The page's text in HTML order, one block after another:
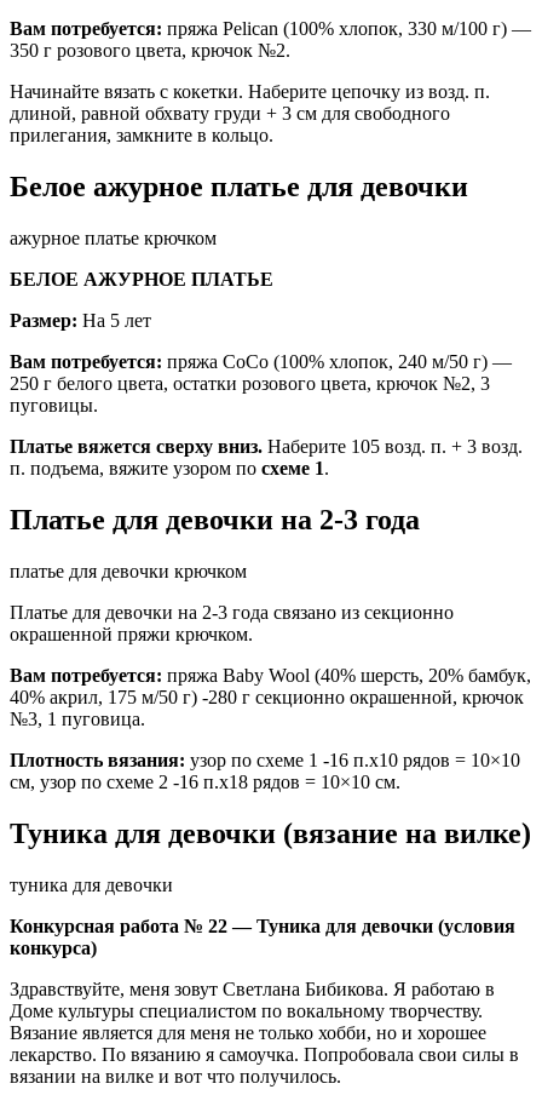
Вам потребуется: пряжа Pelican (100% хлопок, 330 м/100 г) —
350 г розового цвета, крючок №2.
Начинайте вязать с кокетки. Наберите цепочку из возд. п.
длиной, равной обхвату груди + 3 см для свободного
прилегания, замкните в кольцо.
Белое ажурное платье для девочки
ажурное платье крючком
БЕЛОЕ АЖУРНОЕ ПЛАТЬЕ
Размер: На 5 лет
Вам потребуется: пряжа СоСо (100% хлопок, 240 м/50 г) —
250 г белого цвета, остатки розового цвета, крючок №2, 3
пуговицы.
Платье вяжется сверху вниз. Наберите 105 возд. п. + 3 возд.
п. подъема, вяжите узором по схеме 1.
Платье для девочки на 2-3 года
платье для девочки крючком
Платье для девочки на 2-3 года связано из секционно
окрашенной пряжи крючком.
Вам потребуется: пряжа Baby Wool (40% шерсть, 20% бамбук,
40% акрил, 175 м/50 г) -280 г секционно окрашенной, крючок
№3, 1 пуговица.
Плотность вязания: узор по схеме 1 -16 п.х10 рядов = 10×10
см, узор по схеме 2 -16 п.х18 рядов = 10×10 см.
Туника для девочки (вязание на вилке)
туника для девочки
Конкурсная работа № 22 — Туника для девочки (условия
конкурса)
Здравствуйте, меня зовут Светлана Бибикова. Я работаю в
Доме культуры специалистом по вокальному творчеству.
Вязание является для меня не только хобби, но и хорошее
лекарство. По вязанию я самоучка. Попробовала свои силы в
вязании на вилке и вот что получилось.